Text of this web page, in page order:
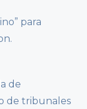
para
de
de tribunales